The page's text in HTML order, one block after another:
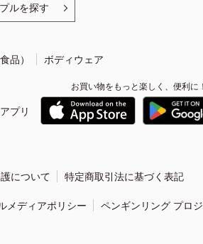
ルを探す
品） ボディウェア
プリ
お買い物をもっと楽しく、便利に！
について 特定商取引法に基づく表記
メディアポリシー ペンギンリング プロ